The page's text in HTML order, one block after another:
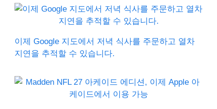
이제 Google 지도에서 저녁 식사를 주문하고 열차
지연을 추적할 수 있습니다.